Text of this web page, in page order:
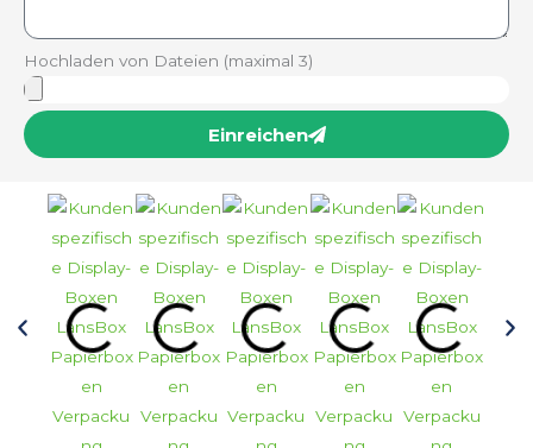
Hochladen von Dateien (maximal 3)
Einreichen